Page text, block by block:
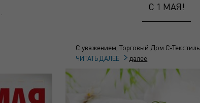
С 1 МАЯ!
С уважением, Торговый Дом С-Текстиль.
ЧИТАТЬ ДАЛЕЕ далее